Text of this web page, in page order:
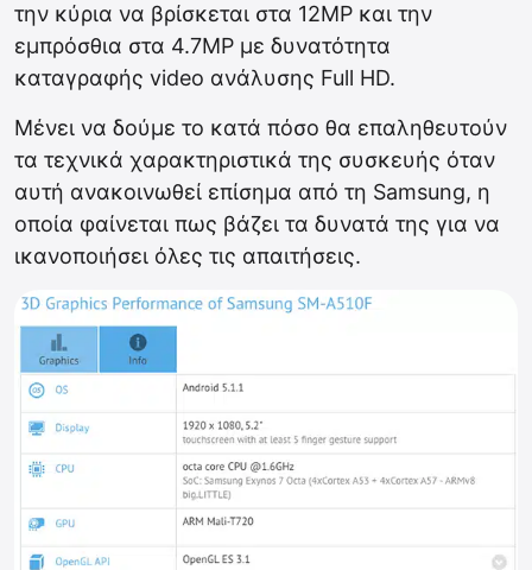
την κύρια να βρίσκεται στα 12MP και την
εμπρόσθια στα 4.7MP με δυνατότητα
καταγραφής video ανάλυσης Full HD.
Μένει να δούμε το κατά πόσο θα επαληθευτούν
τα τεχνικά χαρακτηριστικά της συσκευής όταν
αυτή ανακοινωθεί επίσημα από τη Samsung, η
οποία φαίνεται πως βάζει τα δυνατά της για να
ικανοποιήσει όλες τις απαιτήσεις.